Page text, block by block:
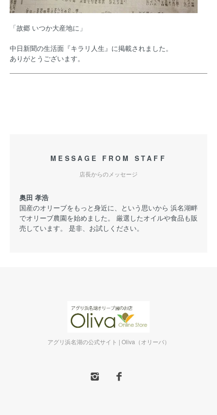
「故郷 いつか大産地に」
中日新聞の生活面『キラリ人生』に掲載されました。
ありがとうございます。
MESSAGE FROM STAFF
店長からのメッセージ
奥田 孝浩
国産のオリーブをもっと身近に、という思いから 浜名湖畔
でオリーブ農園を始めました。 厳選したオイルや食品も販
売しています。 是非、お試しください。
アグリ浜名湖の公式サイト | Oliva（オリーバ）